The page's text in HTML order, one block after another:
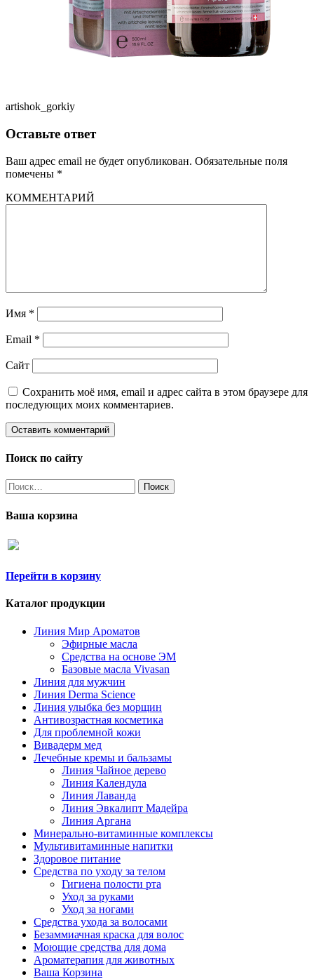
artishok_gorkiy
Оставьте ответ
Ваш адрес email не будет опубликован. Обязательные поля
помечены *
КОММЕНТАРИЙ
Имя *
Email *
Сайт
Сохранить моё имя, email и адрес сайта в этом браузере для
последующих моих комментариев.
Поиск по сайту
Найти:
Ваша корзина
Перейти в корзину
Каталог продукции
Линия Мир Ароматов
Эфирные масла
Средства на основе ЭМ
Базовые масла Vivasan
Линия для мужчин
Линия Derma Science
Линия улыбка без морщин
Антивозрастная косметика
Для проблемной кожи
Вивадерм мед
Лечебные кремы и бальзамы
Линия Чайное дерево
Линия Календула
Линия Лаванда
Линия Эвкалипт Мадейра
Линия Аргана
Минерально-витаминные комплексы
Мультивитаминные напитки
Здоровое питание
Средства по уходу за телом
Гигиена полости рта
Уход за руками
Уход за ногами
Средства ухода за волосами
Безаммиачная краска для волос
Моющие средства для дома
Ароматерапия для животных
Ваша Корзина